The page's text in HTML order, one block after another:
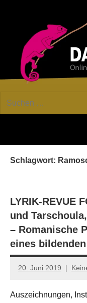
GEDICHT
Forum
von
und
Suchen
Schlagwort:
LYRIK-REVUE
und
– Romanische
eines
20. Juni 2019
Anton
Leitner
Auszeichnungen,